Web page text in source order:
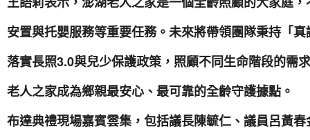
安置與托嬰服務等重要任務。未來將帶領團隊秉持「
落實長照3.0與兒少保護政策，照顧不同生命階段的需
老人之家成為鄉親最安心、最可靠的全齡守護據點。
布達典禮現場嘉賓雲集，包括議長陳毓仁、議員呂黃